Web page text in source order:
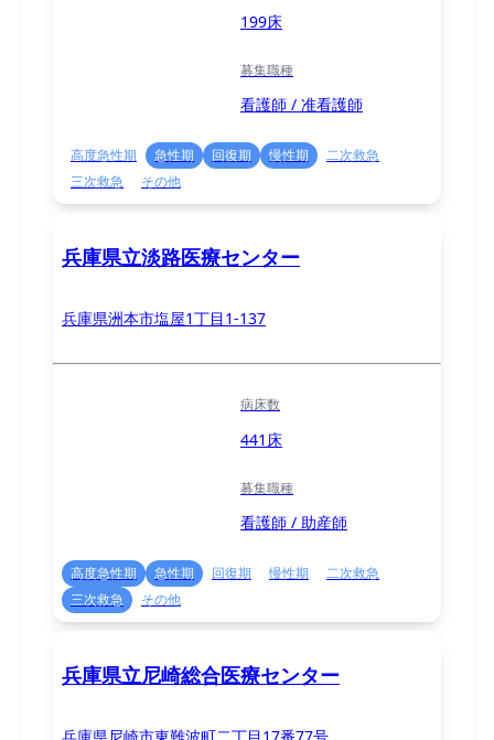
199床
募集職種
看護師 / 准看護師
高度急性期 急性期 回復期 慢性期
二次救急
三次救急
その他
兵庫県立淡路医療センター
兵庫県洲本市塩屋1丁目1-137
病床数
441床
募集職種
看護師 / 助産師
高度急性期 急性期 回復期 慢性期
二次救急
三次救急
その他
兵庫県立尼崎総合医療センター
兵庫県尼崎市東難波町二丁目17番77号